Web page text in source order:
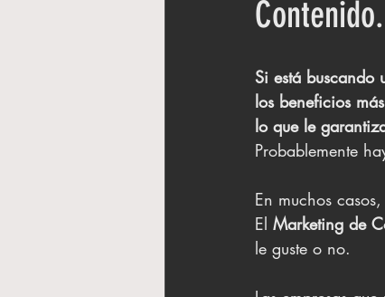
Contenido.
Si está buscando
los beneficios
lo que le
Probablemente
En muchos
El Marketing de
le guste o no.